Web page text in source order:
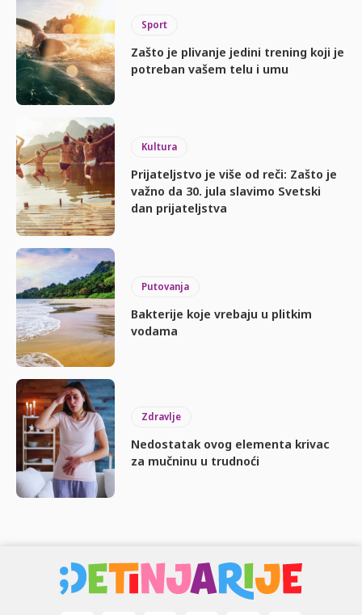
Sport
Zašto je plivanje jedini trening koji je
potreban vašem telu i umu
Kultura
Prijateljstvo je više od reči: Zašto je
važno da 30. jula slavimo Svetski
dan prijateljstva
Putovanja
Bakterije koje vrebaju u plitkim
vodama
Zdravlje
Nedostatak ovog elementa krivac
za mučninu u trudnoći